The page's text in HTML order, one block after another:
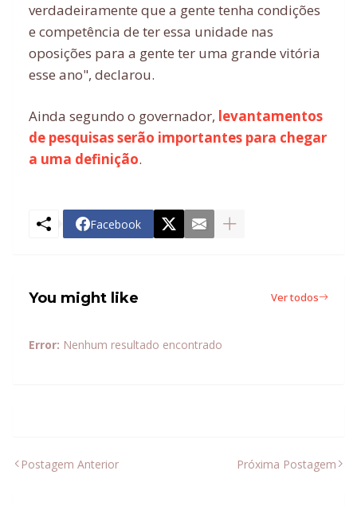
verdadeiramente que a gente tenha condições
e competência de ter essa unidade nas
oposições para a gente ter uma grande vitória
esse ano", declarou.
Ainda segundo o governador, levantamentos
de pesquisas serão importantes para chegar
a uma definição.
Facebook
You might like Ver todos
Error: Nenhum resultado encontrado
Postagem Anterior Próxima Postagem